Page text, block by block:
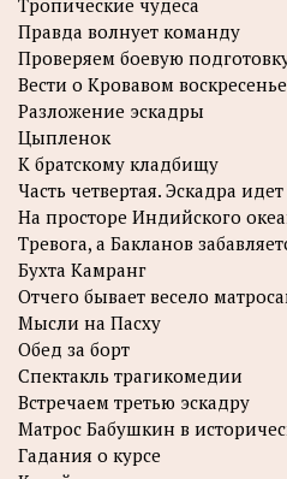
Тропические чудеса
Правда волнует команду
Проверяем боевую
Вести о Кровавом
Разложение эскадры
Цыпленок
К братскому кладбищу
Часть четвертая. Эскадра
На просторе Индийского
Тревога, а Бакланов
Бухта Камранг
Отчего бывает весело
Мысли на Пасху
Обед за борт
Спектакль трагикомедии
Встречаем третью эскадру
Матрос Бабушкин в
Гадания о курсе